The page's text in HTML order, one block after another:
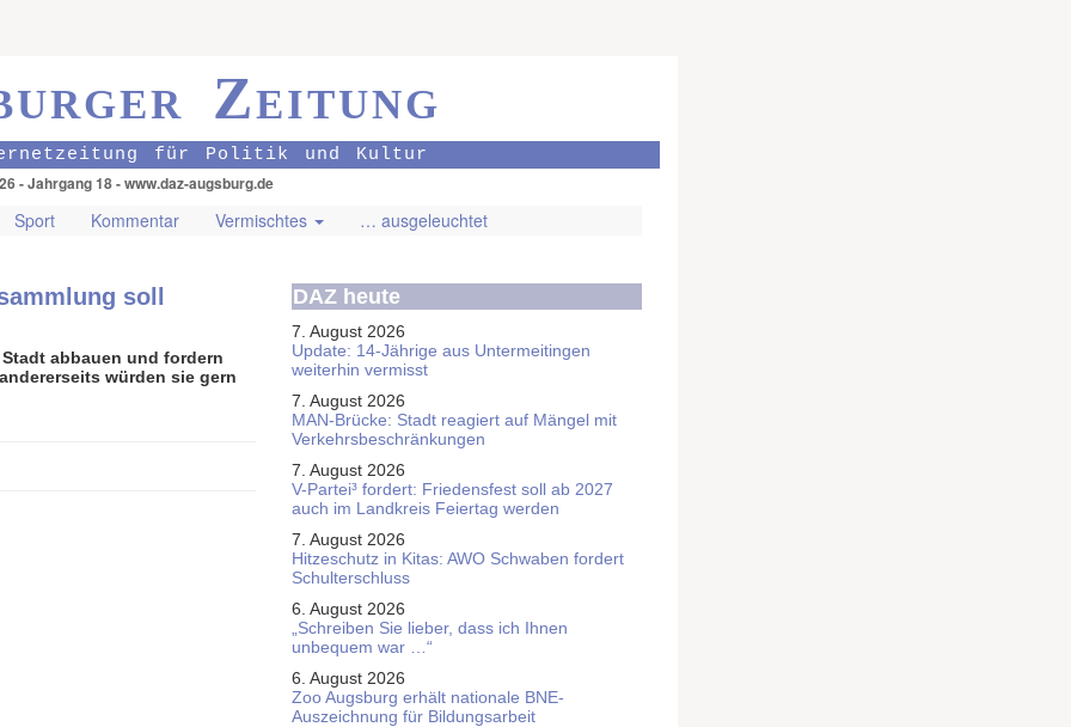
Zeitung
für Politik und Kultur
- Jahrgang 18 - www.daz-augsburg.de
Sport Kommentar Vermischtes … ausgeleuchtet
soll
abbauen und fordern
würden sie gern
DAZ heute
7. August 2026
Update: 14-Jährige aus Untermeitingen
weiterhin vermisst
7. August 2026
MAN-Brücke: Stadt reagiert auf Mängel mit
Verkehrsbeschränkungen
7. August 2026
V-Partei­³ fordert: Friedens­fest soll ab 2027
auch im Land­kreis Feier­tag werden
7. August 2026
Hitzeschutz in Kitas: AWO Schwaben fordert
Schulterschluss
6. August 2026
„Schreiben Sie lieber, dass ich Ihnen
unbequem war …“
6. August 2026
Zoo Augsburg erhält nationale BNE-
Auszeichnung für Bildungsarbeit